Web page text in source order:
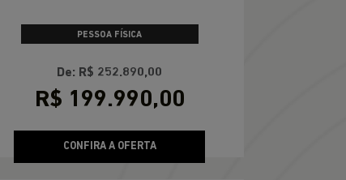
PESSOA FÍSICA
De: R$ 252.890,00
R$ 199.990,00
CONFIRA A OFERTA